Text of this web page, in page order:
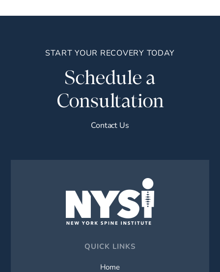
START YOUR RECOVERY TODAY
Schedule a
Consultation
Contact Us
QUICK LINKS
Home